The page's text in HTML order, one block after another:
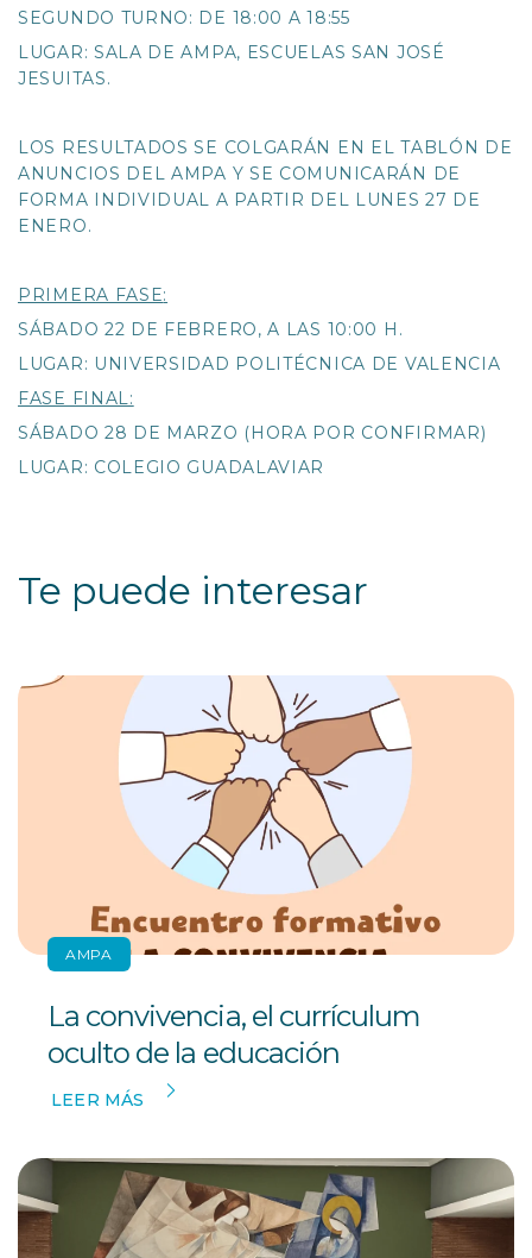
SEGUNDO TURNO: DE 18:00 A 18:55
LUGAR: SALA DE AMPA, ESCUELAS SAN JOSÉ
JESUITAS.
LOS RESULTADOS SE COLGARÁN EN EL TABLÓN DE
ANUNCIOS DEL AMPA Y SE COMUNICARÁN DE
FORMA INDIVIDUAL A PARTIR DEL LUNES 27 DE
ENERO.
PRIMERA FASE:
SÁBADO 22 DE FEBRERO, A LAS 10:00 H.
LUGAR: UNIVERSIDAD POLITÉCNICA DE VALENCIA
FASE FINAL:
SÁBADO 28 DE MARZO (HORA POR CONFIRMAR)
LUGAR: COLEGIO GUADALAVIAR
Te puede interesar
AMPA
La convivencia, el currículum
oculto de la educación
LEER MÁS